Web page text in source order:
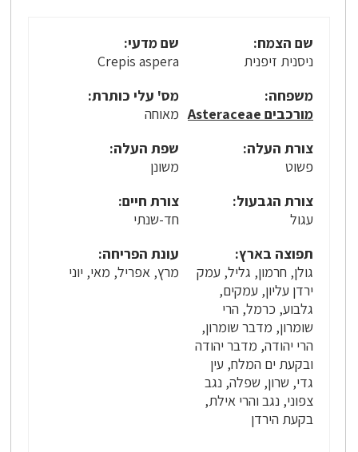
שם הצמח:
ניסנית זיפנית
שם מדעי:
Crepis aspera
משפחה:
מורכבים Asteraceae
מס' עלי כותרת:
מאוחה
צורת העלה:
פשוט
שפת העלה:
משונן
צורת הגבעול:
עגול
צורת חיים:
חד-שנתי
תפוצה בארץ:
גולן, חרמון, גליל, עמק
ירדן עליון, עמקים,
גלבוע, כרמל, הרי
שומרון, מדבר שומרון,
הרי יהודה, מדבר יהודה
ובקעת ים המלח, עין
גדי, שרון, שפלה, נגב
צפוני, נגב והרי אילת,
בקעת הירדן
עונת הפריחה:
מרץ, אפריל, מאי, יוני